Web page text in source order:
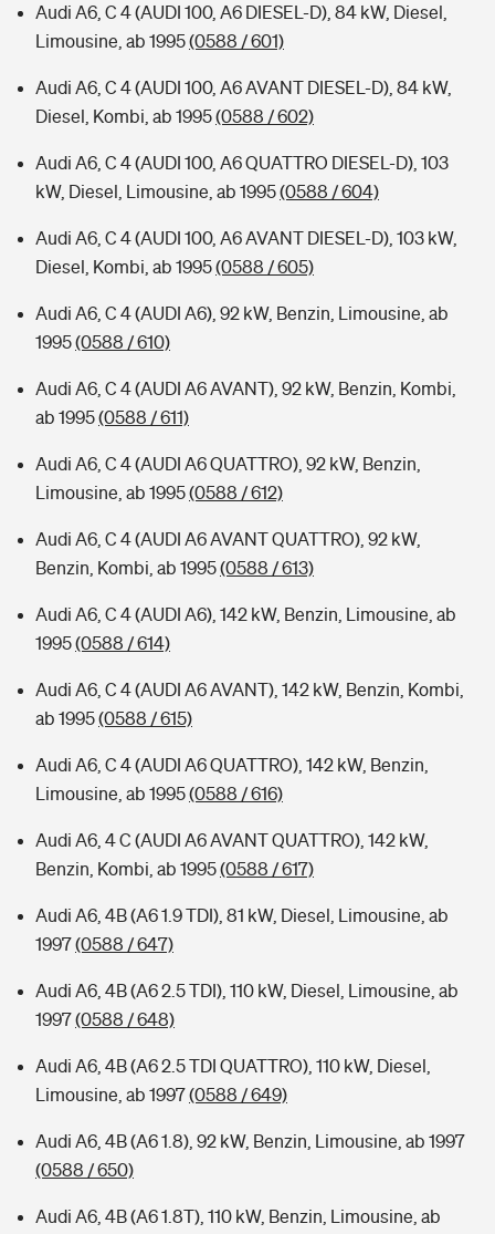
Audi A6, C 4 (AUDI 100, A6 DIESEL-D), 84 kW, Diesel,
Limousine, ab 1995(0588 / 601)
Audi A6, C 4 (AUDI 100, A6 AVANT DIESEL-D), 84 kW,
Diesel, Kombi, ab 1995(0588 / 602)
Audi A6, C 4 (AUDI 100, A6 QUATTRO DIESEL-D), 103
kW, Diesel, Limousine, ab 1995(0588 / 604)
Audi A6, C 4 (AUDI 100, A6 AVANT DIESEL-D), 103 kW,
Diesel, Kombi, ab 1995(0588 / 605)
Audi A6, C 4 (AUDI A6), 92 kW, Benzin, Limousine, ab
1995(0588 / 610)
Audi A6, C 4 (AUDI A6 AVANT), 92 kW, Benzin, Kombi,
ab 1995(0588 / 611)
Audi A6, C 4 (AUDI A6 QUATTRO), 92 kW, Benzin,
Limousine, ab 1995(0588 / 612)
Audi A6, C 4 (AUDI A6 AVANT QUATTRO), 92 kW,
Benzin, Kombi, ab 1995(0588 / 613)
Audi A6, C 4 (AUDI A6), 142 kW, Benzin, Limousine, ab
1995(0588 / 614)
Audi A6, C 4 (AUDI A6 AVANT), 142 kW, Benzin, Kombi,
ab 1995(0588 / 615)
Audi A6, C 4 (AUDI A6 QUATTRO), 142 kW, Benzin,
Limousine, ab 1995(0588 / 616)
Audi A6, 4 C (AUDI A6 AVANT QUATTRO), 142 kW,
Benzin, Kombi, ab 1995(0588 / 617)
Audi A6, 4B (A6 1.9 TDI), 81 kW, Diesel, Limousine, ab
1997(0588 / 647)
Audi A6, 4B (A6 2.5 TDI), 110 kW, Diesel, Limousine, ab
1997(0588 / 648)
Audi A6, 4B (A6 2.5 TDI QUATTRO), 110 kW, Diesel,
Limousine, ab 1997(0588 / 649)
Audi A6, 4B (A6 1.8), 92 kW, Benzin, Limousine, ab 1997
(0588 / 650)
Audi A6, 4B (A6 1.8T), 110 kW, Benzin, Limousine, ab